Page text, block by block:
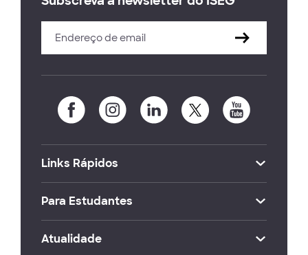
Links Rápidos
Para Estudantes
Atualidade